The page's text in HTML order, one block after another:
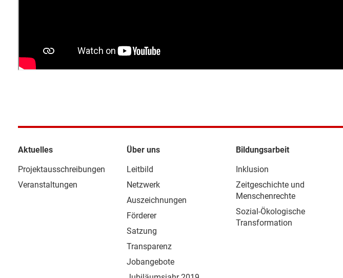
Aktuelles
Projektausschreibungen
Veranstaltungen
Über uns
Leitbild
Netzwerk
Auszeichnungen
Förderer
Satzung
Transparenz
Jobangebote
Bildungsarbeit
Inklusion
Zeitgeschichte und
Menschenrechte
Sozial-Ökologische
Transformation